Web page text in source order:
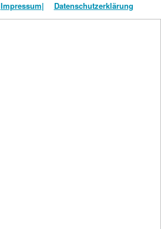
Impressum| Datenschutzerklärung